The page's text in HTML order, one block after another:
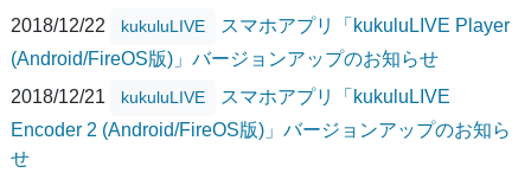
2018/12/22
kukuluLIVE
スマホアプリ「kukuluLIVE Player
(Android/FireOS版)」バージョンアップのお知らせ
2018/12/21
kukuluLIVE
スマホアプリ「kukuluLIVE
Encoder 2 (Android/FireOS版)」バージョンアップのお知ら
せ